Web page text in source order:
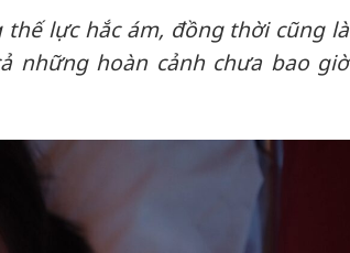
thế lực hắc ám, đồng thời cũng là
những hoàn cảnh chưa bao giờ